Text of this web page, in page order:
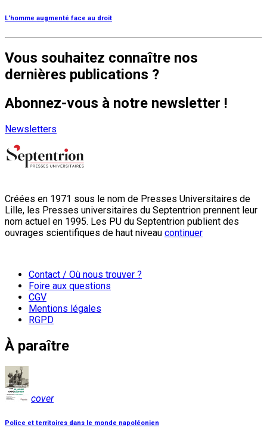
L'homme augmenté face au droit
Vous souhaitez connaître nos
dernières publications ?
Abonnez-vous à notre newsletter !
Newsletters
Créées en 1971 sous le nom de Presses Universitaires de
Lille, les Presses universitaires du Septentrion prennent leur
nom actuel en 1995. Les PU du Septentrion publient des
ouvrages scientifiques de haut niveau continuer
Contact / Où nous trouver ?
Foire aux questions
CGV
Mentions légales
RGPD
À paraître
cover
Police et territoires dans le monde napoléonien